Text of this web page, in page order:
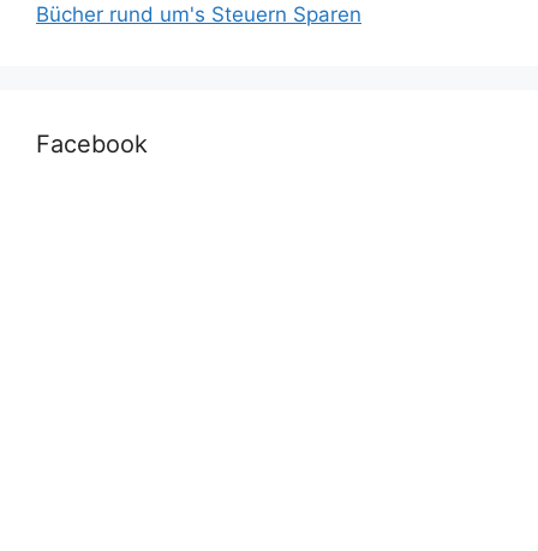
Bücher rund um's Steuern Sparen
Facebook